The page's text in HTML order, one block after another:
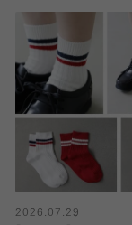
2026.07.29